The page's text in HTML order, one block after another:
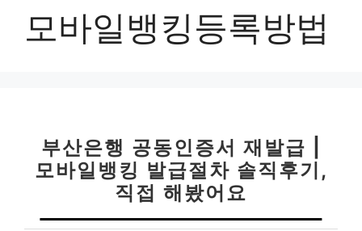
모바일뱅킹등록방법
부산은행 공동인증서 재발급 |
모바일뱅킹 발급절차 솔직후기,
직접 해봤어요